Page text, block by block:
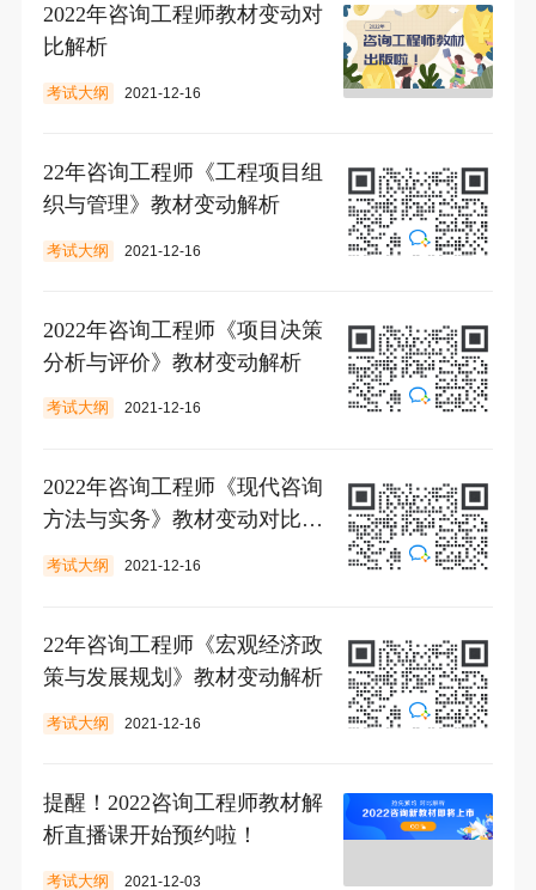
2022年咨询工程师教材变动对
比解析
考试大纲 2021-12-16
22年咨询工程师《工程项目组
织与管理》教材变动解析
考试大纲 2021-12-16
2022年咨询工程师《项目决策
分析与评价》教材变动解析
考试大纲 2021-12-16
2022年咨询工程师《现代咨询
方法与实务》教材变动对比说
明
考试大纲 2021-12-16
22年咨询工程师《宏观经济政
策与发展规划》教材变动解析
考试大纲 2021-12-16
提醒！2022咨询工程师教材解
析直播课开始预约啦！
考试大纲 2021-12-03